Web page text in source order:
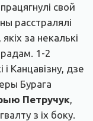
свой
расстралялі
за некалькі
1-2
і Канцавізну, дзе
Бурага
Петручук,
з іх боку.